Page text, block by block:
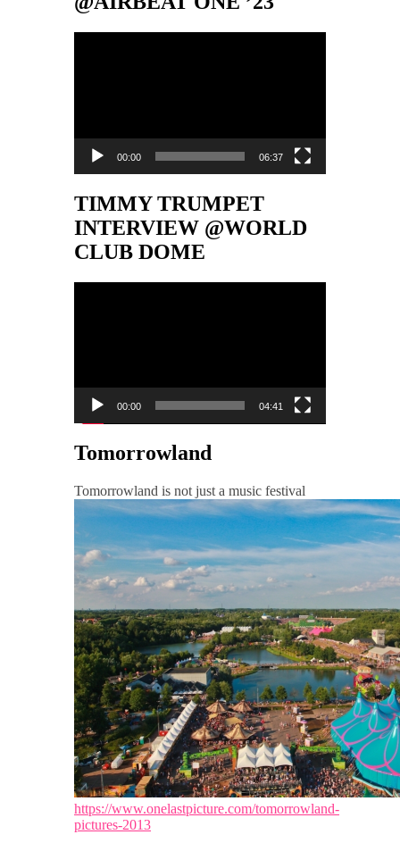
00:00 06:37
TIMMY TRUMPET
INTERVIEW @WORLD
CLUB DOME
00:00 04:41
Tomorrowland
Tomorrowland is not just a music festival
https://www.onelastpicture.com/tomorrowland-
pictures-2013